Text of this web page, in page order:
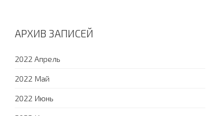
АРХИВ ЗАПИСЕЙ
2022 Апрель
2022 Май
2022 Июнь